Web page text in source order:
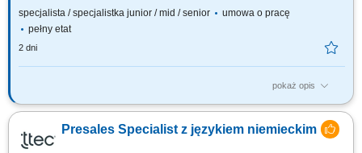
specjalista / specjalistka junior / mid / senior
umowa o pracę
pełny etat
2 dni
pokaż opis
Zadania, które na Ciebie czekają: 70% bieżąca obsługa klienta i
obowiązki salonowe, 30% kontakt telefoniczny z klientami; Profesjonalna
obsługa Klientów T- Mobile zgodna ze Standardem Obsługi Klienta;
Sprzedaż pełnej gamy produktów i usług świadczonych przez T-Mobile z
Presales Specialist z językiem niemieckim